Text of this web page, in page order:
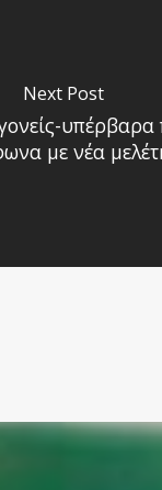
Next Post
υπέρβαρα
με νέα